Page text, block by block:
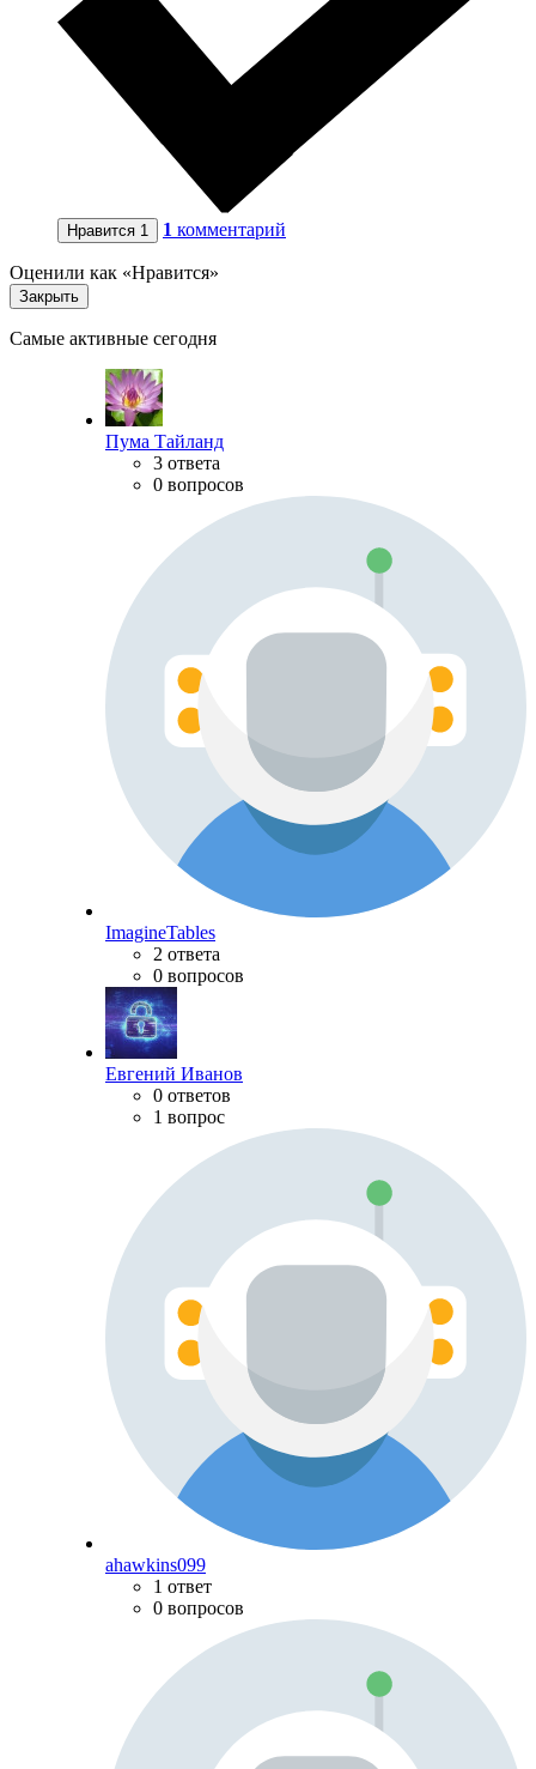
Нравится 1 1 комментарий
Оценили как «Нравится»
Закрыть
Самые активные сегодня
Пума Тайланд
3 ответа
0 вопросов
ImagineTables
2 ответа
0 вопросов
Евгений Иванов
0 ответов
1 вопрос
ahawkins099
1 ответ
0 вопросов